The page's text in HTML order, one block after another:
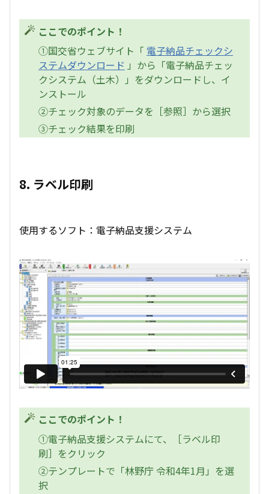
ここでのポイント！
①国交省ウェブサイト「 電子納品チェックシ
ステムダウンロード 」から「電子納品チェッ
クシステム（土木）」をダウンロードし、イ
ンストール
②チェック対象のデータを［参照］から選択
③チェック結果を印刷
8. ラベル印刷
使用するソフト：電子納品支援システム
ここでのポイント！
①電子納品支援システムにて、［ラベル印
刷］をクリック
②テンプレートで「林野庁 令和4年1月」を選
択